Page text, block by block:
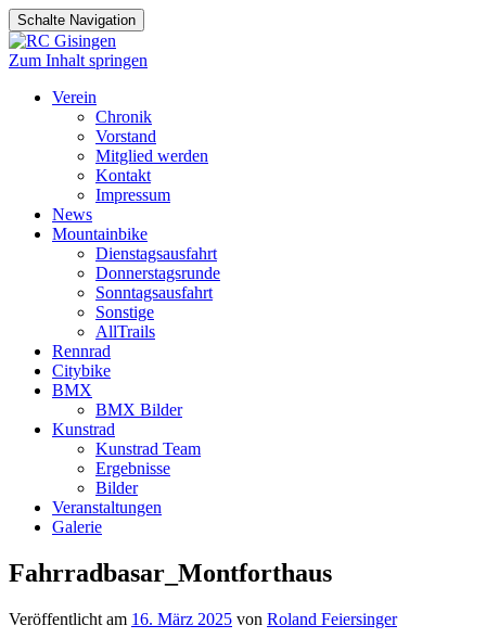
Schalte Navigation
Zum Inhalt springen
Verein
Chronik
Vorstand
Mitglied werden
Kontakt
Impressum
News
Mountainbike
Dienstagsausfahrt
Donnerstagsrunde
Sonntagsausfahrt
Sonstige
AllTrails
Rennrad
Citybike
BMX
BMX Bilder
Kunstrad
Kunstrad Team
Ergebnisse
Bilder
Veranstaltungen
Galerie
Fahrradbasar_Montforthaus
Veröffentlicht am 16. März 2025 von Roland Feiersinger